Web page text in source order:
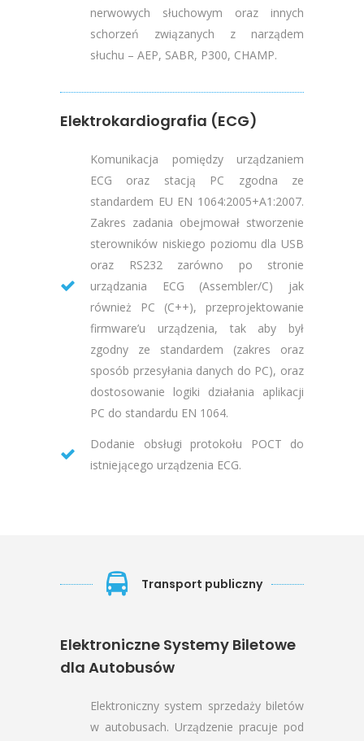
nerwowych słuchowym oraz innych
schorzeń związanych z narządem
słuchu – AEP, SABR, P300, CHAMP.
Elektrokardiografia (ECG)
Komunikacja pomiędzy urządzaniem
ECG oraz stacją PC zgodna ze
standardem EU EN 1064:2005+A1:2007.
Zakres zadania obejmował stworzenie
sterowników niskiego poziomu dla USB
oraz RS232 zarówno po stronie
urządzania ECG (Assembler/C) jak
również PC (C++), przeprojektowanie
firmware’u urządzenia, tak aby był
zgodny ze standardem (zakres oraz
sposób przesyłania danych do PC), oraz
dostosowanie logiki działania aplikacji
PC do standardu EN 1064.
Dodanie obsługi protokołu POCT do
istniejącego urządzenia ECG.
Transport publiczny
Elektroniczne Systemy Biletowe
dla Autobusów
Elektroniczny system sprzedaży biletów
w autobusach. Urządzenie pracuje pod